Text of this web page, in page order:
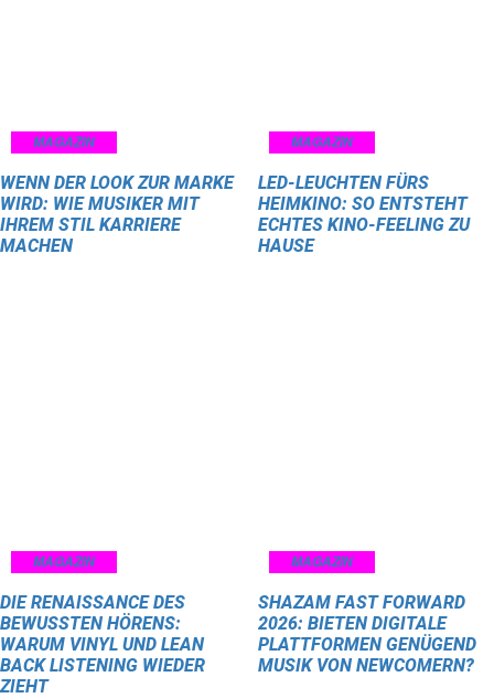
MAGAZIN
WENN DER LOOK ZUR MARKE
WIRD: WIE MUSIKER MIT
IHREM STIL KARRIERE
MACHEN
MAGAZIN
LED-LEUCHTEN FÜRS
HEIMKINO: SO ENTSTEHT
ECHTES KINO-FEELING ZU
HAUSE
MAGAZIN
DIE RENAISSANCE DES
BEWUSSTEN HÖRENS:
WARUM VINYL UND LEAN
BACK LISTENING WIEDER
ZIEHT
MAGAZIN
SHAZAM FAST FORWARD
2026: BIETEN DIGITALE
PLATTFORMEN GENÜGEND
MUSIK VON NEWCOMERN?